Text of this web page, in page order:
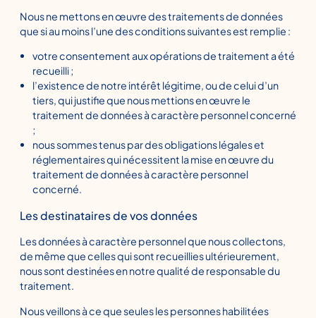
Nous ne mettons en œuvre des traitements de données
que si au moins l’une des conditions suivantes est remplie :
votre consentement aux opérations de traitement a été
recueilli ;
l’existence de notre intérêt légitime, ou de celui d’un
tiers, qui justifie que nous mettions en œuvre le
traitement de données à caractère personnel concerné
;
nous sommes tenus par des obligations légales et
réglementaires qui nécessitent la mise en œuvre du
traitement de données à caractère personnel
concerné.
Les destinataires de vos données
Les données à caractère personnel que nous collectons,
de même que celles qui sont recueillies ultérieurement,
nous sont destinées en notre qualité de responsable du
traitement.
Nous veillons à ce que seules les personnes habilitées